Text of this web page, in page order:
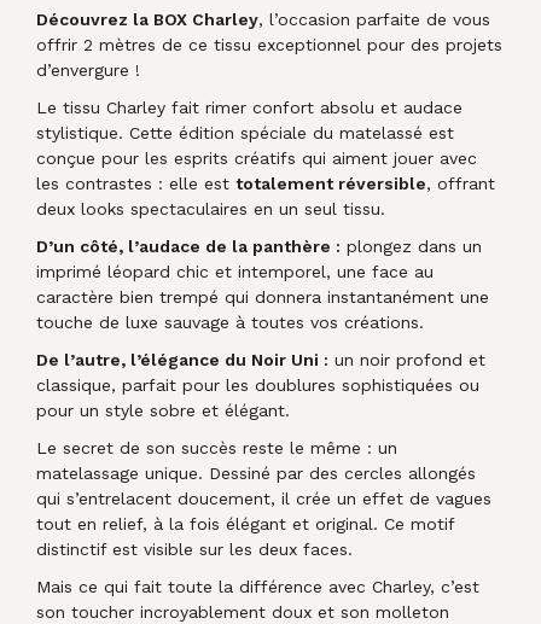
Découvrez la BOX Charley, l’occasion parfaite de vous
offrir 2 mètres de ce tissu exceptionnel pour des projets
d’envergure !
Le tissu Charley fait rimer confort absolu et audace
stylistique. Cette édition spéciale du matelassé est
conçue pour les esprits créatifs qui aiment jouer avec
les contrastes : elle est totalement réversible, offrant
deux looks spectaculaires en un seul tissu.
D’un côté, l’audace de la panthère : plongez dans un
imprimé léopard chic et intemporel, une face au
caractère bien trempé qui donnera instantanément une
touche de luxe sauvage à toutes vos créations.
De l’autre, l’élégance du Noir Uni : un noir profond et
classique, parfait pour les doublures sophistiquées ou
pour un style sobre et élégant.
Le secret de son succès reste le même : un
matelassage unique. Dessiné par des cercles allongés
qui s’entrelacent doucement, il crée un effet de vagues
tout en relief, à la fois élégant et original. Ce motif
distinctif est visible sur les deux faces.
Mais ce qui fait toute la différence avec Charley, c’est
son toucher incroyablement doux et son molleton